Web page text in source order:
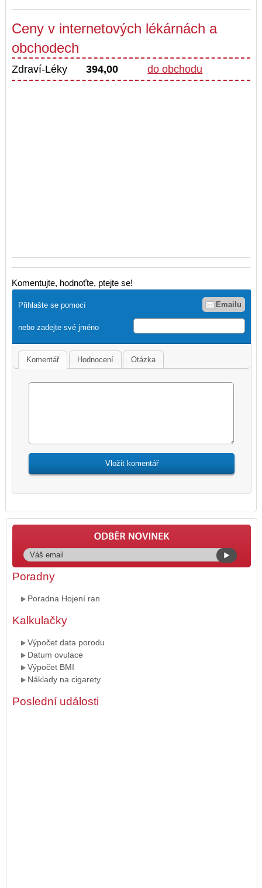
Ceny v internetových lékárnách a
obchodech
Zdraví-Léky 394,00 do obchodu
Komentujte, hodnoťte, ptejte se!
Přihlašte se pomocí Emailu
nebo zadejte své jméno
Komentář Hodnocení Otázka
Poradny
Poradna Hojení ran
Kalkulačky
Výpočet data porodu
Datum ovulace
Výpočet BMI
Náklady na cigarety
Poslední události